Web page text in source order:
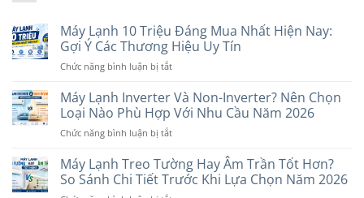
Máy Lạnh 10 Triệu Đáng Mua Nhất Hiện Nay:
Gợi Ý Các Thương Hiệu Uy Tín
Chức năng bình luận bị tắtở
Lạnh
10
Triệu
Đáng
Nhất
Hiện
Máy Lạnh Inverter Và Non-Inverter? Nên Chọn
Loại Nào Phù Hợp Với Nhu Cầu Năm 2026
Chức năng bình luận bị tắtở
Lạnh
Inverter
Và
Máy Lạnh Treo Tường Hay Âm Trần Tốt Hơn?
So Sánh Chi Tiết Trước Khi Lựa Chọn Năm 2026